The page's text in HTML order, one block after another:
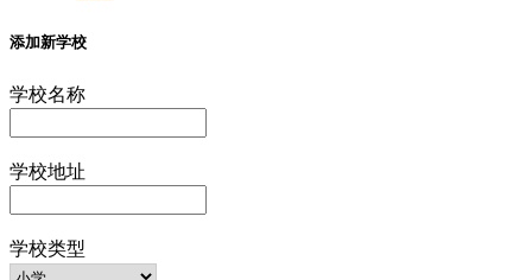
添加新学校
学校名称
学校地址
学校类型